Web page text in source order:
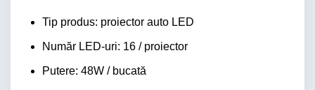
Tip produs: proiector auto LED
Număr LED-uri: 16 / proiector
Putere: 48W / bucată